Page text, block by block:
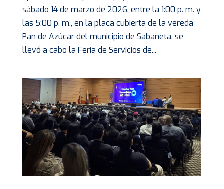
sábado 14 de marzo de 2026, entre la 1:00 p. m. y
las 5:00 p. m., en la placa cubierta de la vereda
Pan de Azúcar del municipio de Sabaneta, se
llevó a cabo la Feria de Servicios de...